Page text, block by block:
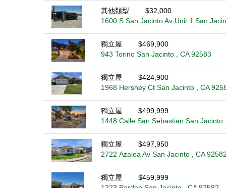
其他類型
$32,000
1600 S San Jacinto Av Unit 1 San
獨立屋
$469,900
943 Torino San Jacinto , CA 92583
獨立屋
$424,900
1968 Hershey Ct San Jacinto , CA
獨立屋
$499,999
1448 Calle San Sebastian San Jacinto
獨立屋
$497,950
2722 Azalea Av San Jacinto , CA
獨立屋
$459,999